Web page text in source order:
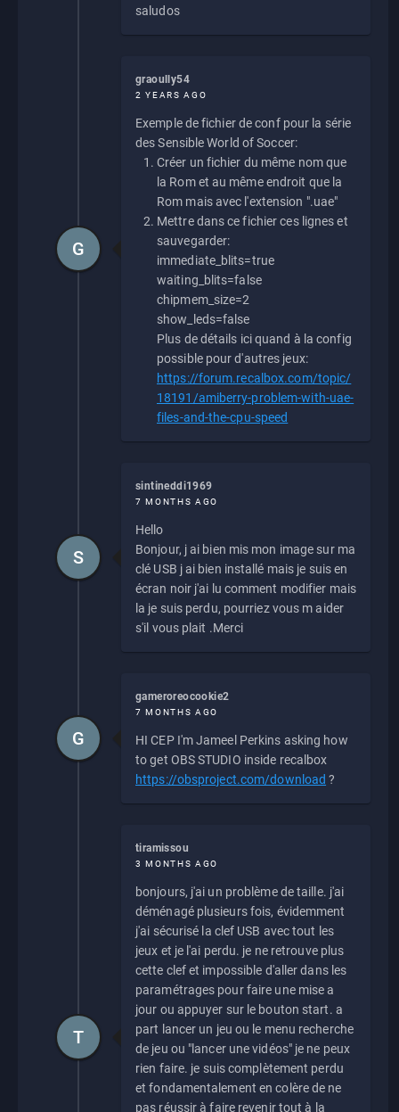
saludos
graoully54
2 YEARS AGO
Exemple de fichier de conf pour la série
des Sensible World of Soccer:
Créer un fichier du même nom que
la Rom et au même endroit que la
Rom mais avec l'extension ".uae"
Mettre dans ce fichier ces lignes et
sauvegarder:
immediate_blits=true
waiting_blits=false
chipmem_size=2
show_leds=false
Plus de détails ici quand à la config
possible pour d'autres jeux:
https://forum.recalbox.com/topic/
18191/amiberry-problem-with-uae-
files-and-the-cpu-speed
G
sintineddi1969
7 MONTHS AGO
Hello
Bonjour, j ai bien mis mon image sur ma
clé USB j ai bien installé mais je suis en
écran noir j'ai lu comment modifier mais
la je suis perdu, pourriez vous m aider
s'il vous plait .Merci
S
gameroreocookie2
7 MONTHS AGO
HI CEP I'm Jameel Perkins asking how
to get OBS STUDIO inside recalbox
https://obsproject.com/download ?
G
tiramissou
3 MONTHS AGO
bonjours, j'ai un problème de taille. j'ai
déménagé plusieurs fois, évidemment
j'ai sécurisé la clef USB avec tout les
jeux et je l'ai perdu. je ne retrouve plus
cette clef et impossible d'aller dans les
paramétrages pour faire une mise a
jour ou appuyer sur le bouton start. a
part lancer un jeu ou le menu recherche
de jeu ou "lancer une vidéos" je ne peux
rien faire. je suis complètement perdu
et fondamentalement en colère de ne
pas réussir à faire revenir tout à la
T